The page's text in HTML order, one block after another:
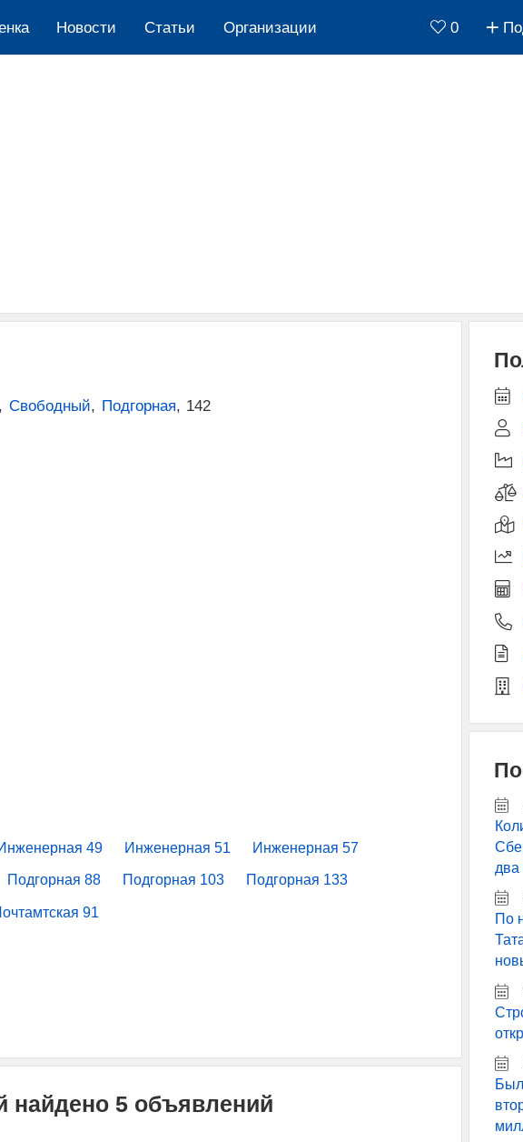
Новости Cтатьи Организации 0
, Свободный, Подгорная, 142
49 Инженерная 51 Инженерная 57
Подгорная 88 Подгорная 103 Подгорная 133
91
найдено 5 объявлений
два
По